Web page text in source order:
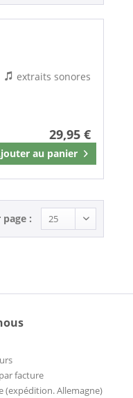
29,95 €
au panier
Mémoriser
extraits sonores
:
facture
(expédition. Allemagne)